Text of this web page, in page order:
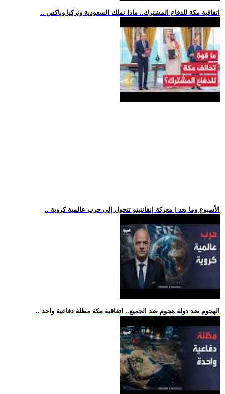
.. اتفاقية مكة للدفاع المشترك.. ماذا تملك السعودية وتركيا وباكس
.. الأسبوع وما بعد | معركة إنفانتينو تتحول إلى حرب عالمية كروية
.. الهجوم ضد دولة هجوم ضد الجميع.. اتفاقية مكة مظلة دفاعية واحد